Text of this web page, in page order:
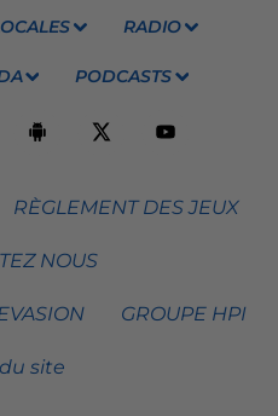
RADIO
PODCASTS
RÈGLEMENT DES JEUX
NOUS
GROUPE HPI
site